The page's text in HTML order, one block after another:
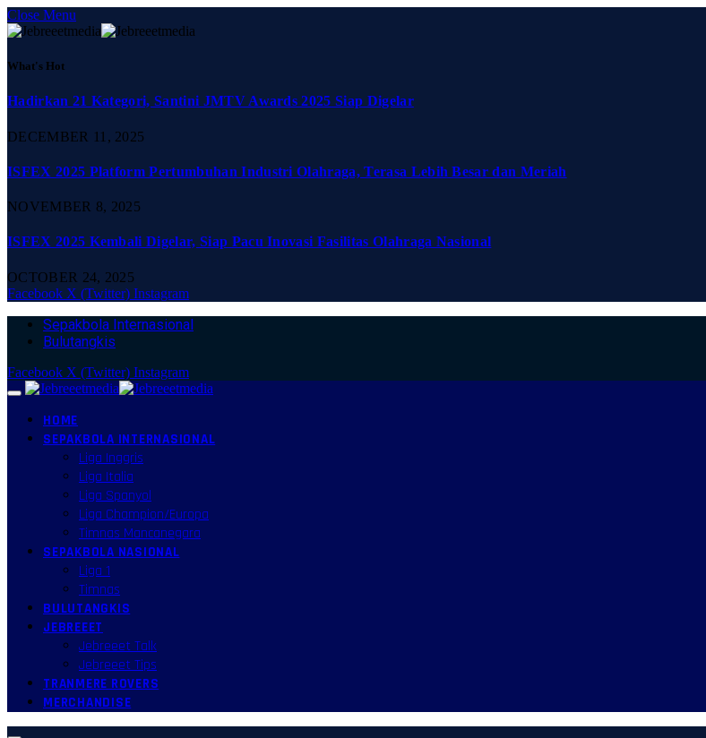
Close Menu
What's Hot
Hadirkan 21 Kategori, Santini JMTV Awards 2025 Siap Digelar
DECEMBER 11, 2025
ISFEX 2025 Platform Pertumbuhan Industri Olahraga, Terasa Lebih Besar dan Meriah
NOVEMBER 8, 2025
ISFEX 2025 Kembali Digelar, Siap Pacu Inovasi Fasilitas Olahraga Nasional
OCTOBER 24, 2025
Facebook X (Twitter) Instagram
Sepakbola Internasional
Bulutangkis
Facebook X (Twitter) Instagram
HOME
SEPAKBOLA INTERNASIONAL
Liga Inggris
Liga Italia
Liga Spanyol
Liga Champion/Europa
Timnas Mancanegara
SEPAKBOLA NASIONAL
Liga 1
Timnas
BULUTANGKIS
JEBREEET
Jebreeet Talk
Jebreeet Tips
TRANMERE ROVERS
MERCHANDISE